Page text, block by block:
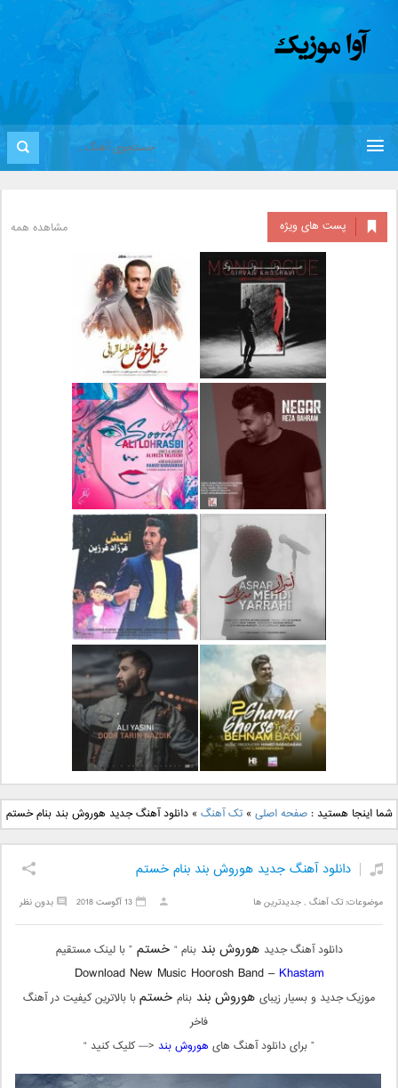
پست های ویژه مشاهده همه
دانلود آلبوم جدید سیروان
خسروی بنام مونولوگ
دانلود آهنگ جدید علیرضا
قربانی بنام خیال خوش
دانلود آهنگ جدید رضا
بهرام بنام نگار
دانلود آهنگ جدید علی
لهراسبی بنام صورت
دانلود آهنگ جدید مهدی
یراحی بنام اسرار
دانلود آهنگ جدید فرزاد
فرزین بنام آتیش
دانلود آهنگ جدید بهنام
بانی بنام قرص قمر 2
دانلود آهنگ جدید علی
یاسینی بنام دورترین نزدیک
شما اینجا هستید :صفحه اصلی »تک آهنگ »دانلود آهنگ جدید هوروش بند بنام خستم
دانلود آهنگ جدید هوروش بند بنام خستم
موضوعات:تک آهنگ ,جدیدترین ها بدون نظر 13 آگوست 2018
دانلود آهنگ جدید هوروش بندبنام “ خستم” با لینک مستقیم
Download New Music Hoorosh Band – Khastam
موزیک جدید و بسیار زیبای هوروش بند بنام خستمبا بالاترین کیفیت در آهنگ
فاخر
” برای دانلود آهنگ های هوروش بند <— کلیک کنید “